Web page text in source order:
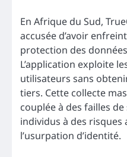
En Afrique du Sud,
accusée d’avoir
protection des
L’application exploite
utilisateurs sans
tiers. Cette collecte
couplée à des failles
individus à des
l’usurpation d’identité.